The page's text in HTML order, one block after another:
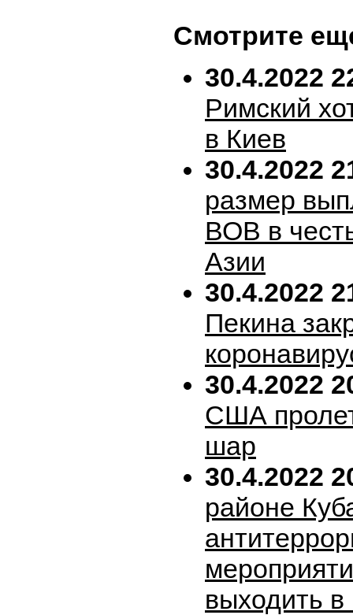
Смотрите
30.4.2022
Римский
в Киев
30.4.2022
размер
ВОВ в
Азии
30.4.2022
Пекина
30.4.2022
США
шар
30.4.2022
районе
выходить